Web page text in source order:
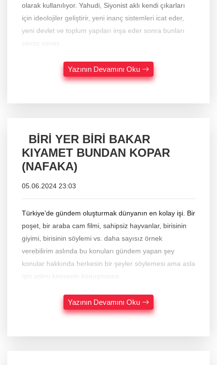
olarak kullanılıyor. Yahudi, Siyonist aklı kendi çıkarları
için ideolojiler geliştirir, yeni inanç sistemleri icat eder,
yeni devlet ve toplum yapıları inşa eder sonra bunları
Yazının Devamını Oku
BİRİ YER BİRİ BAKAR
KIYAMET BUNDAN KOPAR
(NAFAKA)
05.06.2024 23:03
Türkiye’de gündem oluşturmak dünyanın en kolay işi. Bir
poşet, bir araba cam filmi, sahipsiz hayvanlar, birisinin
giyimi, birisinin söylemi vs. daha sayısız örnek
verebilirim aslında bu konuları gündem yapan şey
konular hakkında herkesin bir şeyler söylemesi ama asla
işin aslını kimsenin konuşmama
Yazının Devamını Oku